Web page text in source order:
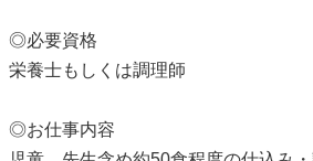
◎必要資格
栄養士もしくは調理師
◎お仕事内容